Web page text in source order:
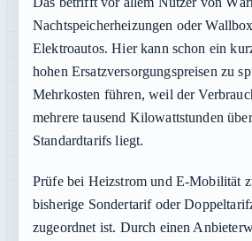
Nachtspeicherheizungen oder
Elektroautos. Hier kann schon ein
hohen Ersatzversorgungspreisen zu
Mehrkosten führen, weil der
mehrere tausend Kilowattstunden
Standardtarifs liegt.
Prüfe bei Heizstrom und E-Mobilität
bisherige Sondertarif oder
zugeordnet ist. Durch einen